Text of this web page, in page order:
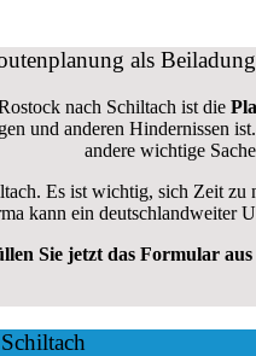
als
nach Schiltach ist die
und anderen
andere wichtige
Es ist wichtig, sich Zeit zu
kann ein
Sie jetzt das Formular aus